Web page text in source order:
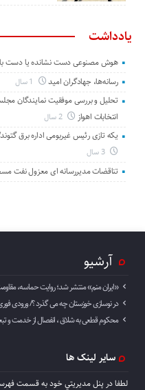
یادداشت
هوش مصنوعی دست نشانده یا دست
رسانه‌ها، جهادگران امید
تحلیل و بررسی موفقیت نمایندگان
انتخابات اهواز
2 سال
یکه تازی رئیس غیربومی اداره برق
3 سال
تناقضات مدیررسانه ای معزول نفت
آرشیو
«ایران منم» منتشر شد؛ روایت حماسه،
در نوسازی خوزستان چه می گذرد ؟/ ورودی
محکوم قطعی به شلاق ، انفصال از خدمت و
سایر لینک ها
لطفا در پنل مديريتي خود به قسمت